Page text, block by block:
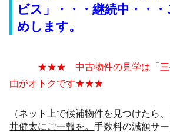
ビス」・・・継続中・・
めします。
★★★ 中古物件の見学は「三井
由がオトクです★★★
（ネット上で候補物件を見つけたら
井健太にご一報を。手数料の減額サ